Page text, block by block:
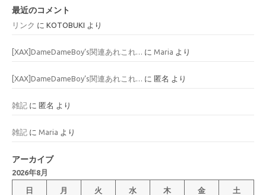
最近のコメント
リンク に KOTOBUKI より
[XAX]DameDameBoy’s関連あれこれ… に Maria より
[XAX]DameDameBoy’s関連あれこれ… に 匿名 より
雑記 に 匿名 より
雑記 に Maria より
アーカイブ
2026年8月
日 月 火 水 木 金 土